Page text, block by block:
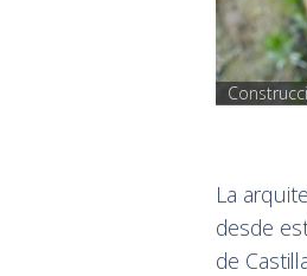
La
desde
de